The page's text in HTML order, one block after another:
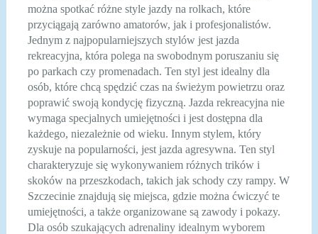
można spotkać różne style jazdy na rolkach, które
przyciągają zarówno amatorów, jak i profesjonalistów.
Jednym z najpopularniejszych stylów jest jazda
rekreacyjna, która polega na swobodnym poruszaniu się
po parkach czy promenadach. Ten styl jest idealny dla
osób, które chcą spędzić czas na świeżym powietrzu oraz
poprawić swoją kondycję fizyczną. Jazda rekreacyjna nie
wymaga specjalnych umiejętności i jest dostępna dla
każdego, niezależnie od wieku. Innym stylem, który
zyskuje na popularności, jest jazda agresywna. Ten styl
charakteryzuje się wykonywaniem różnych trików i
skoków na przeszkodach, takich jak schody czy rampy. W
Szczecinie znajdują się miejsca, gdzie można ćwiczyć te
umiejętności, a także organizowane są zawody i pokazy.
Dla osób szukających adrenaliny idealnym wyborem